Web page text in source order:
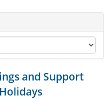
and Support